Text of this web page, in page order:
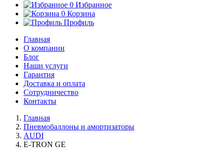
0 Избранное
0 Корзина
Профиль
Главная
О компании
Блог
Наши услуги
Гарантия
Доставка и оплата
Сотрудничество
Контакты
Главная
Пневмобаллоны и амортизаторы
AUDI
E-TRON GE